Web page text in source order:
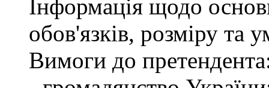
Інформація щодо
обов'язків, розміру та
Вимоги до